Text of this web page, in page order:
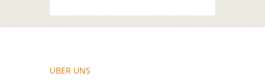
ÜBER UNS